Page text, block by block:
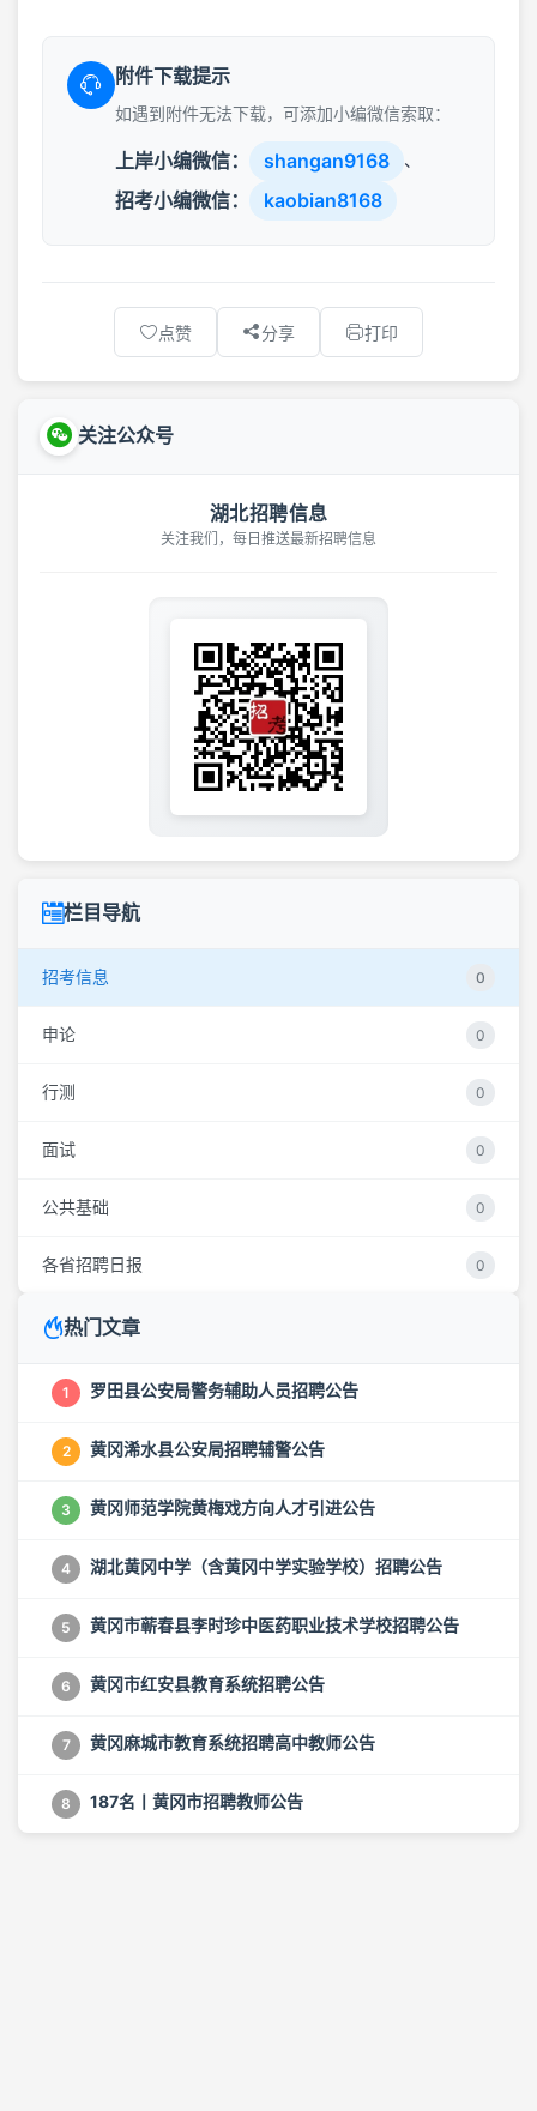
附件下载提示
如遇到附件无法下载，可添加小编微信索取：
上岸小编微信： shangan9168 、
招考小编微信： kaobian8168
点赞 分享 打印
关注公众号
湖北招聘信息
关注我们，每日推送最新招聘信息
栏目导航
招考信息 0
申论 0
行测 0
面试 0
公共基础 0
各省招聘日报 0
热门文章
1 罗田县公安局警务辅助人员招聘公告
2 黄冈浠水县公安局招聘辅警公告
3 黄冈师范学院黄梅戏方向人才引进公告
4 湖北黄冈中学（含黄冈中学实验学校）招聘公告
5 黄冈市蕲春县李时珍中医药职业技术学校招聘公告
6 黄冈市红安县教育系统招聘公告
7 黄冈麻城市教育系统招聘高中教师公告
8 187名丨黄冈市招聘教师公告